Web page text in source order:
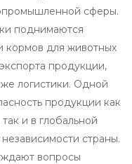
сферы.
поднимаются
кормов для животных
продукции,
логистики. Одной
продукции как
и в глобальной
страны.
вопросы